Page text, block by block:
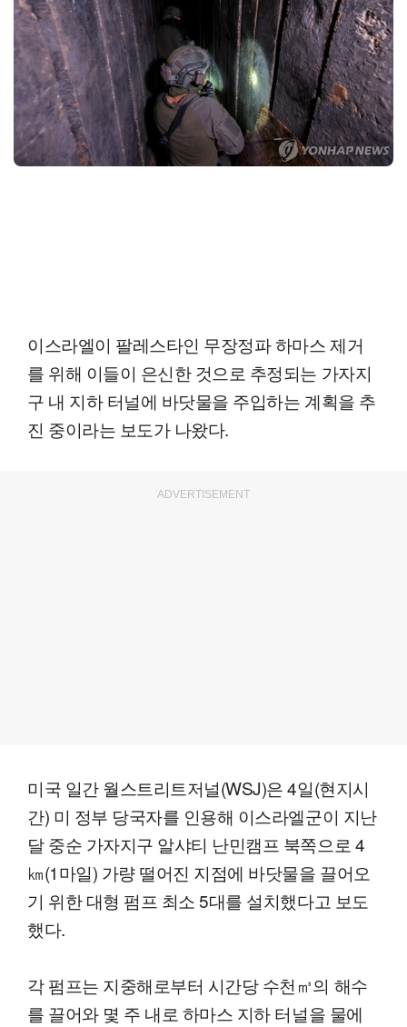
이스라엘이 팔레스타인 무장정파 하마스 제거
를 위해 이들이 은신한 것으로 추정되는 가자지
구 내 지하 터널에 바닷물을 주입하는 계획을 추
진 중이라는 보도가 나왔다.
ADVERTISEMENT
미국 일간 월스트리트저널(WSJ)은 4일(현지시
간) 미 정부 당국자를 인용해 이스라엘군이 지난
달 중순 가자지구 알샤티 난민캠프 북쪽으로 4
㎞(1마일) 가량 떨어진 지점에 바닷물을 끌어오
기 위한 대형 펌프 최소 5대를 설치했다고 보도
했다.
각 펌프는 지중해로부터 시간당 수천㎥의 해수
를 끌어와 몇 주 내로 하마스 지하 터널을 물에